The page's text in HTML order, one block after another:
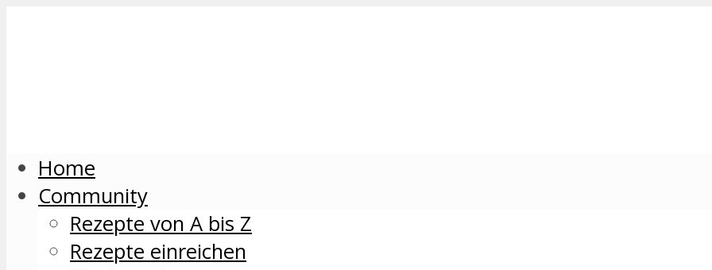
Home
Community
Rezepte von A bis Z
Rezepte einreichen